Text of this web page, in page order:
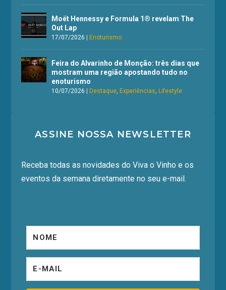
Moët Hennessy e Formula 1® revelam The
Out Lap
17/07/2026 |Enoturismo
Feira do Alvarinho de Monção: três dias que
mostram uma região apostando tudo no
enoturismo
10/07/2026 |Destaque ,Experiências ,Lifestyle
ASSINE NOSSA NEWSLETTER
Receba todas as novidades do Viva o Vinho e os
eventos da semana diretamente no seu e-mail.